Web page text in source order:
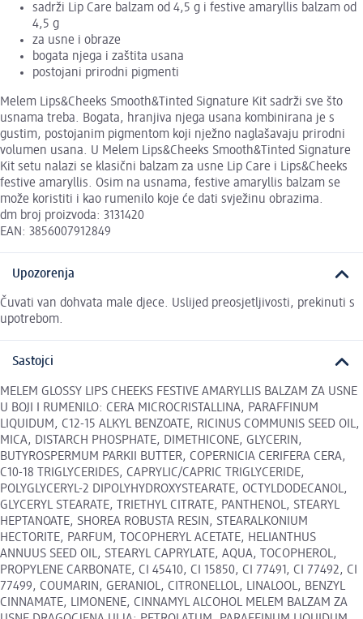
sadrži Lip Care balzam od 4,5 g i festive amaryllis balzam od
4,5 g
za usne i obraze
bogata njega i zaštita usana
postojani prirodni pigmenti
Melem Lips&Cheeks Smooth&Tinted Signature Kit sadrži sve što
usnama treba. Bogata, hranjiva njega usana kombinirana je s
gustim, postojanim pigmentom koji nježno naglašavaju prirodni
volumen usana. U Melem Lips&Cheeks Smooth&Tinted Signature
Kit setu nalazi se klasični balzam za usne Lip Care i Lips&Cheeks
festive amaryllis. Osim na usnama, festive amaryllis balzam se
može koristiti i kao rumenilo koje će dati svježinu obrazima.
dm broj proizvoda: 3131420
EAN: 3856007912849
Upozorenja
Čuvati van dohvata male djece. Uslijed preosjetljivosti, prekinuti s
upotrebom.
Sastojci
MELEM GLOSSY LIPS CHEEKS FESTIVE AMARYLLIS BALZAM ZA USNE
U BOJI I RUMENILO: CERA MICROCRISTALLINA, PARAFFINUM
LIQUIDUM, C12-15 ALKYL BENZOATE, RICINUS COMMUNIS SEED OIL,
MICA, DISTARCH PHOSPHATE, DIMETHICONE, GLYCERIN,
BUTYROSPERMUM PARKII BUTTER, COPERNICIA CERIFERA CERA,
C10-18 TRIGLYCERIDES, CAPRYLIC/CAPRIC TRIGLYCERIDE,
POLYGLYCERYL-2 DIPOLYHYDROXYSTEARATE, OCTYLDODECANOL,
GLYCERYL STEARATE, TRIETHYL CITRATE, PANTHENOL, STEARYL
HEPTANOATE, SHOREA ROBUSTA RESIN, STEARALKONIUM
HECTORITE, PARFUM, TOCOPHERYL ACETATE, HELIANTHUS
ANNUUS SEED OIL, STEARYL CAPRYLATE, AQUA, TOCOPHEROL,
PROPYLENE CARBONATE, CI 45410, CI 15850, CI 77491, CI 77492, CI
77499, COUMARIN, GERANIOL, CITRONELLOL, LINALOOL, BENZYL
CINNAMATE, LIMONENE, CINNAMYL ALCOHOL MELEM BALZAM ZA